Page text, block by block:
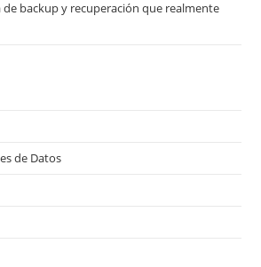
de backup y recuperación que realmente
de Datos